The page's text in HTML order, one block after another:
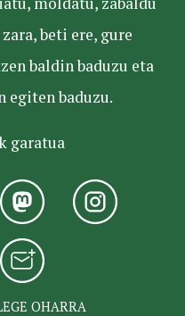
beti ere, gure
baldin baduzu eta
egiten baduzu.
garatua
OHARRA